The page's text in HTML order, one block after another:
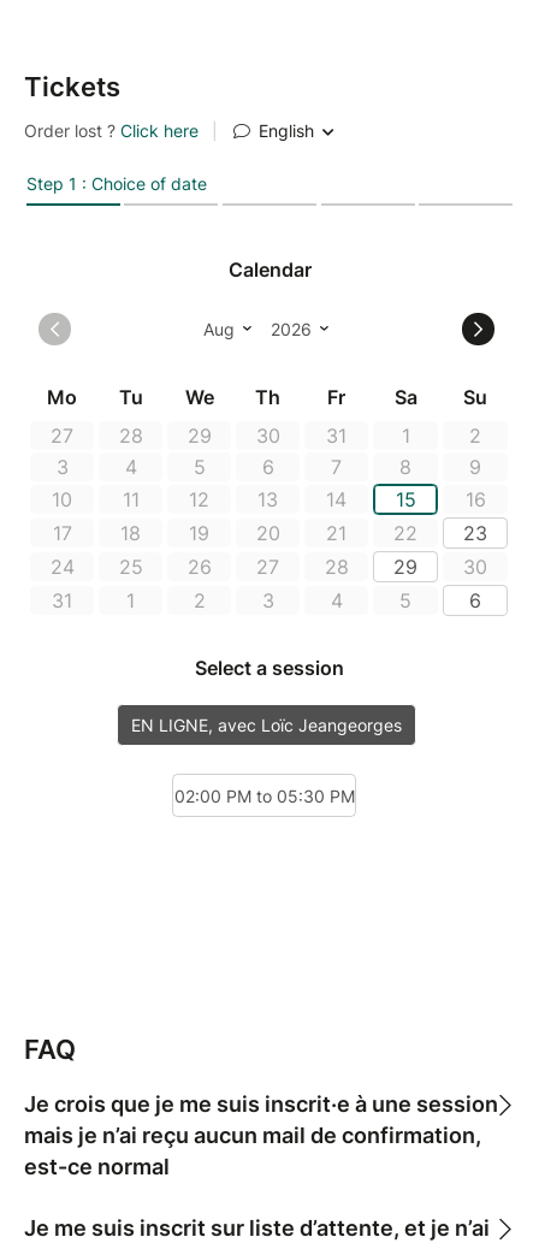
Tickets
FAQ
Je crois que je me suis inscrit·e à une session
mais je n’ai reçu aucun mail de confirmation,
est-ce normal
Je me suis inscrit sur liste d’attente, et je n’ai